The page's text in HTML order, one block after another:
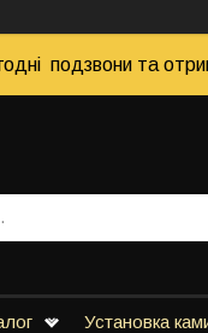
подзвони та
Установка